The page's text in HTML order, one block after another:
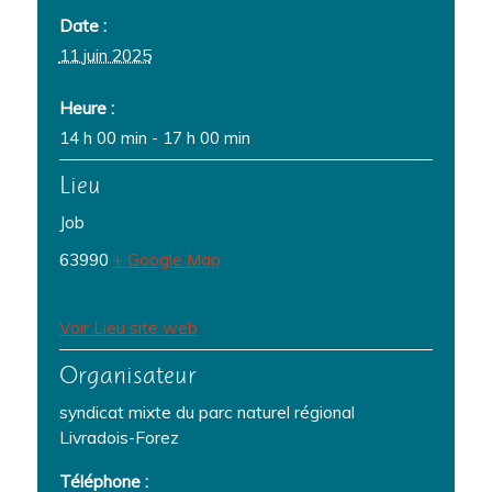
Date :
11 juin 2025
Heure :
14 h 00 min - 17 h 00 min
Lieu
Job
63990 + Google Map
Voir Lieu site web
Organisateur
syndicat mixte du parc naturel régional
Livradois-Forez
Téléphone :